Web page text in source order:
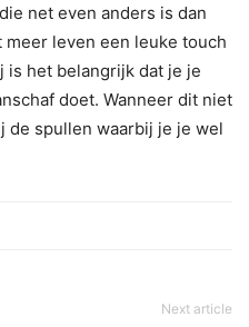
net even anders is dan
leven een leuke touch
is het belangrijk dat je je
doet. Wanneer dit niet
de spullen waarbij je je wel
Next article